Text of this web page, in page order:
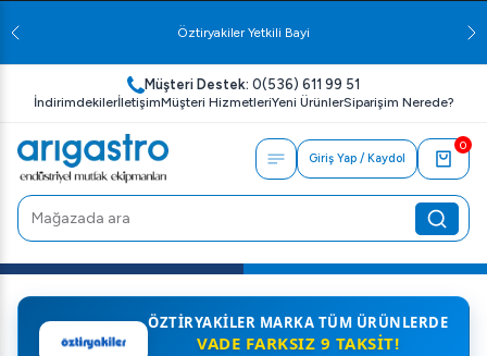
Öztiryakiler Yetkili Bayi
Müşteri Destek: 0(536) 611 99 51
İndirimdekilerİletişimMüşteri HizmetleriYeni ÜrünlerSiparişim Nerede?
Giriş Yap / Kaydol
0
ÖZTIRYAKILER MARKA TÜM ÜRÜNLERDE
VADE FARKSIZ 9 TAKSIT!